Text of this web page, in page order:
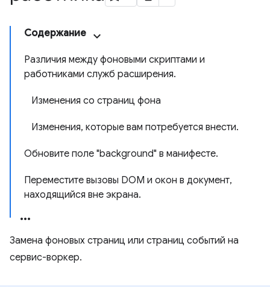
Содержание
Различия между фоновыми скриптами и
работниками служб расширения.
Изменения со страниц фона
Изменения, которые вам потребуется внести.
Обновите поле "background" в манифесте.
Переместите вызовы DOM и окон в документ,
находящийся вне экрана.
Замена фоновых страниц или страниц событий на
сервис-воркер.